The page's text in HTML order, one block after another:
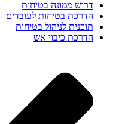
דרוש ממונה בטיחות
הדרכת בטיחות לעובדים
תוכנית לניהול בטיחות
הדרכת כיבוי אש